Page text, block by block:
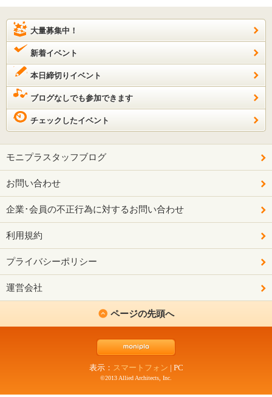
大量募集中！
新着イベント
本日締切りイベント
ブログなしでも参加できます
チェックしたイベント
モニプラスタッフブログ
お問い合わせ
企業･会員の不正行為に対するお問い合わせ
利用規約
プライバシーポリシー
運営会社
ページの先頭へ
表示： スマートフォン | PC
©2013 Allied Architects, Inc.